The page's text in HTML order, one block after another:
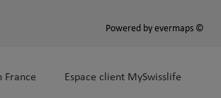
Powered by evermaps ©
France Espace client MySwisslife